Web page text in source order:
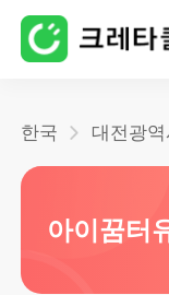
한국 대전광역
아이꿈터